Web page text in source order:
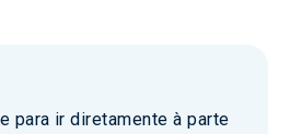
para ir diretamente à parte